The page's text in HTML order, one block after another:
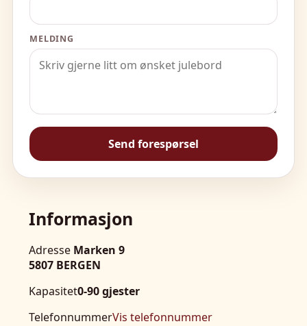
MELDING
Send forespørsel
Informasjon
Adresse Marken 9
5807 BERGEN
Kapasitet0-90 gjester
TelefonnummerVis telefonnummer